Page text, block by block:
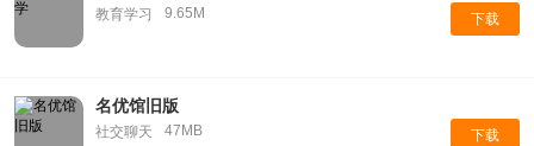
教育学习 9.65M 下载
名优馆旧版
社交聊天 47MB 下载